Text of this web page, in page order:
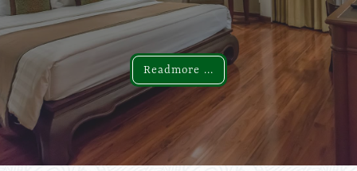
Readmore ...
Readmore ...